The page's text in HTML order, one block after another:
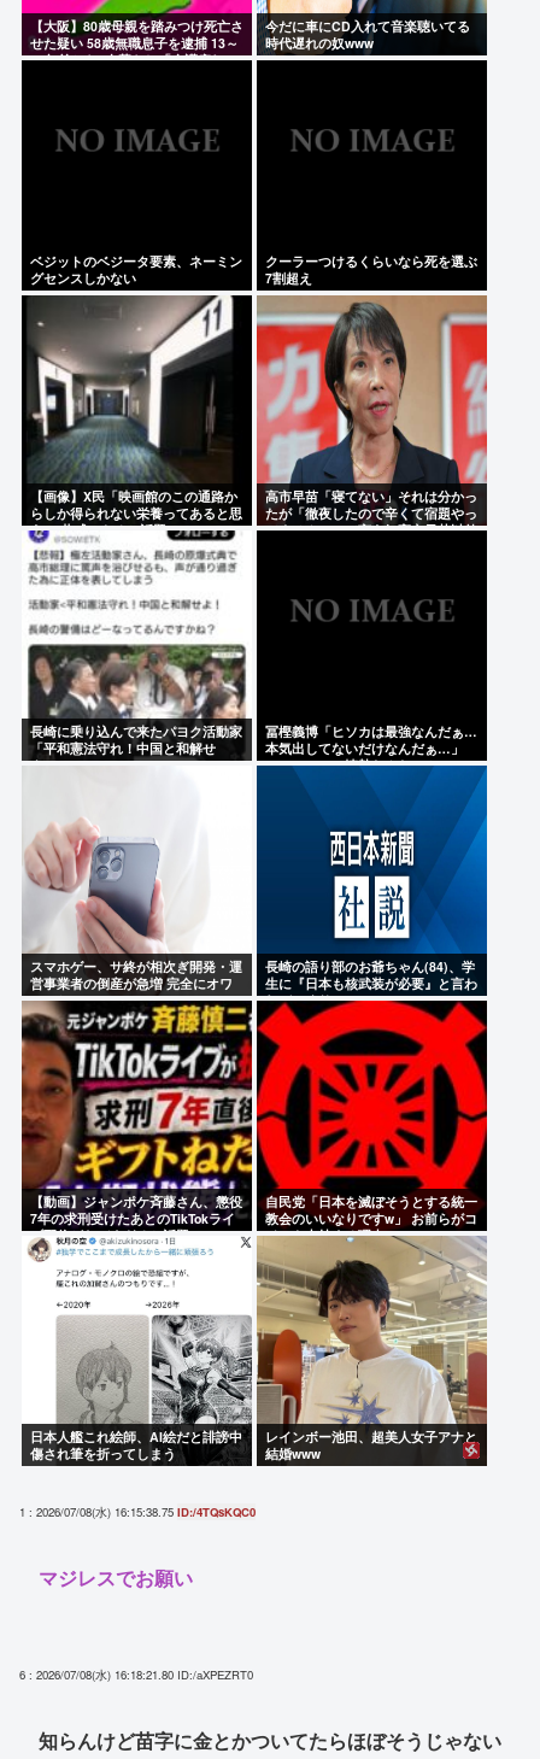
【大阪】80歳母親を踏みつけ死亡さ
せた疑い 58歳無職息子を逮捕 13～
14年前から2人暮らし「介護疲れで
今だに車にCD入れて音楽聴いてる
時代遅れの奴www
ベジットのベジータ要素、ネーミン
グセンスしかない
クーラーつけるくらいなら死を選ぶ
7割超え
【画像】X民「映画館のこの通路か
らしか得られない栄養ってあると思
う」 共感できると話題にwww
高市早苗「寝てない」それは分かっ
たが「徹夜したので辛くて宿題やっ
てません」って言う奴高市早苗以外
長崎に乗り込んで来たパヨク活動家
「平和憲法守れ！中国と和解せ
よ！」
冨樫義博「ヒソカは最強なんだぁ…
本気出してないだけなんだぁ…」
こいつのこの情熱なんなの？
スマホゲー、サ終が相次ぎ開発・運
営事業者の倒産が急増 完全にオワ
コンか
長崎の語り部のお爺ちゃん(84)、学
生に『日本も核武装が必要』と言わ
れびっくり
【動画】ジャンポケ斉藤さん、懲役
7年の求刑受けたあとのTikTokライ
ブ配信がヤバすぎると話題にwww
自民党「日本を滅ぼそうとする統一
教会のいいなりですw」 お前らがコ
イツを支持する理由w
日本人艦これ絵師、AI絵だと誹謗中
傷され筆を折ってしまう
レインボー池田、超美人女子アナと
結婚www
1 : 2026/07/08(水) 16:15:38.75 ID:/4TQsKQC0
マジレスでお願い
6 : 2026/07/08(水) 16:18:21.80 ID:/aXPEZRT0
知らんけど苗字に金とかついてたらほぼそうじゃない